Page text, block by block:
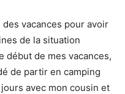
des vacances pour avoir
de la situation
début de mes vacances,
de partir en camping
avec mon cousin et